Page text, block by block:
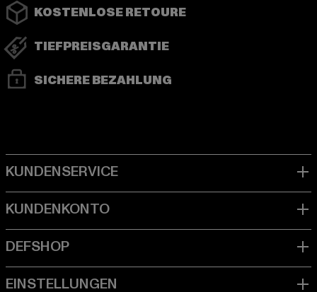
KOSTENLOSE RETOURE
TIEFPREISGARANTIE
SICHERE BEZAHLUNG